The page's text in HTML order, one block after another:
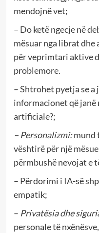
mendojnë vet;
– Do ketë ngecje në
mësuar nga librat dhe
për veprimtari aktive
problemore.
– Shtrohet pyetja se a
informacionet që janë
artificiale?;
– Personalizmi:mund
vështirë për një
përmbushë nevojat e
– Përdorimi i IA-së
empatik;
– Privatësia dhe
personale të